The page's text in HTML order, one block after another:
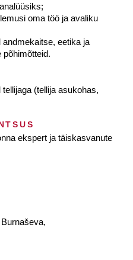
oma töö ja avaliku
eetika ja
põhimõtteid.
(tellija asukohas,
ekspert ja täiskasvanute